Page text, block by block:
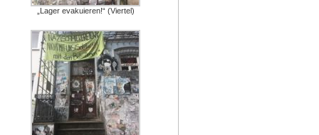
„Lager evakuieren!“ (Viertel)